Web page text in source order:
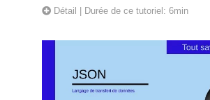
Détail | Durée de ce tutoriel: 6min